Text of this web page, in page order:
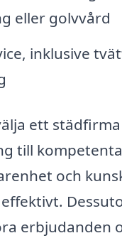
eller golvvård
inklusive
ett
till
och
erbjudanden